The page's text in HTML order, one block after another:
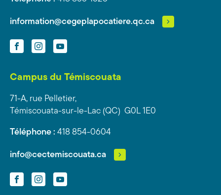
information@cegeplapocatiere.qc.ca
FacebookInstagramYouTube
Campus du Témiscouata
71-A, rue Pelletier,
Témiscouata-sur-le-Lac (QC) G0L 1E0
Téléphone : 418 854-0604
info@cectemiscouata.ca
FacebookInstagramYouTube